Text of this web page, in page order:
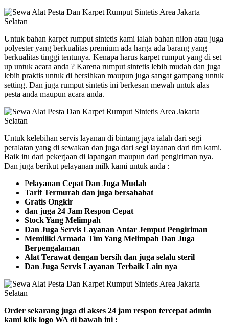
Untuk bahan karpet rumput sintetis kami ialah bahan nilon atau juga
polyester yang berkualitas premium ada harga ada barang yang
berkualitas tinggi tentunya. Kenapa harus karpet rumput yang di set
up untuk acara anda ? Karena rumput sintetis lebih mudah dan juga
lebih praktis untuk di bersihkan maupun juga sangat gampang untuk
setting. Dan juga rumput sintetis ini berkesan mewah untuk alas
pesta anda maupun acara anda.
Untuk kelebihan servis layanan di bintang jaya ialah dari segi
peralatan yang di sewakan dan juga dari segi layanan dari tim kami.
Baik itu dari pekerjaan di lapangan maupun dari pengiriman nya.
Dan juga berikut pelayanan milk kami untuk anda :
Pelayanan Cepat Dan Juga Mudah
Tarif Termurah dan juga bersahabat
Gratis Ongkir
dan juga 24 Jam Respon Cepat
Stock Yang Melimpah
Dan Juga Servis Layanan Antar Jemput Pengiriman
Memiliki Armada Tim Yang Melimpah Dan Juga
Berpengalaman
Alat Terawat dengan bersih dan juga selalu steril
Dan Juga Servis Layanan Terbaik Lain nya
Order sekarang juga di akses 24 jam respon tercepat admin
kami klik logo WA di bawah ini :